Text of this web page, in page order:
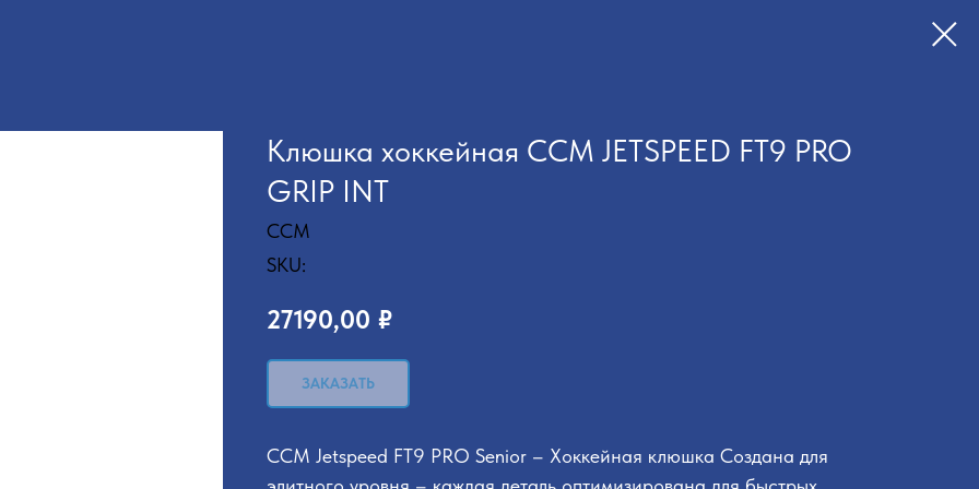
Клюшка хоккейная CCM JETSPEED FT9 PRO
GRIP INT
CCM
SKU:
27190,00 ₽
ЗАКАЗАТЬ
CCM Jetspeed FT9 PRO Senior – Хоккейная клюшка Создана для